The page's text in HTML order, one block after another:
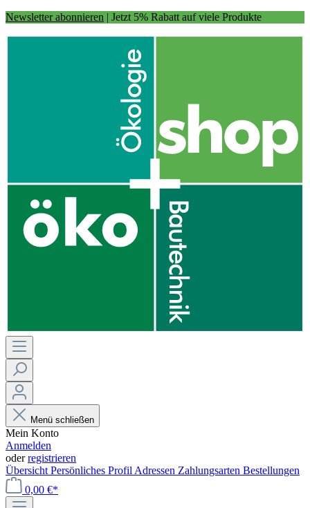
Newsletter abonnieren | Jetzt 5% Rabatt auf viele Produkte
Menü schließen
Mein Konto
Anmelden
oderregistrieren
Übersicht Persönliches Profil Adressen Zahlungsarten Bestellungen
0,00 €*